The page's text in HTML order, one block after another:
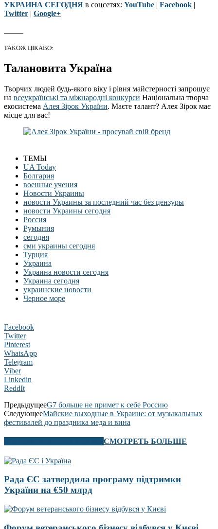
УКРАИНА СЕГОДНЯ в соцсетях: YouTube | Facebook |
Twitter | Google+
ТАКОЖ ЦІКАВО:
Талановита Україна
Творчих людей будь-якого віку і рівня майстерності запрошує
на всеукраїнські та міжнародні конкурси Національна творча
екосистема Алея Зірок України. Маєте талант? Алея Зірок має
місце для вас!
ТЕМЫ
UA Today
Болгария
военные учения
Новости Украины
новости Украины за последний час без цензуры
новости Украины сегодня
Россия
Румыния
сегодня
сми украины сегодня
Турция
Украина
Украина новости сегодня
Украина сегодня
украинские новости
Черное море
Facebook
Twitter
Pinterest
WhatsApp
Telegram
Viber
Linkedin
ReddIt
ПредыдущееG7 больше не примет к себе Россию
СледующееМайские выходные в Украине: от музыкальных
фестивалей до праздника меда и вина
СМОТРЕТЬ БОЛЬШЕ
Рада ЄС затвердила програму підтримки
України на €50 млрд